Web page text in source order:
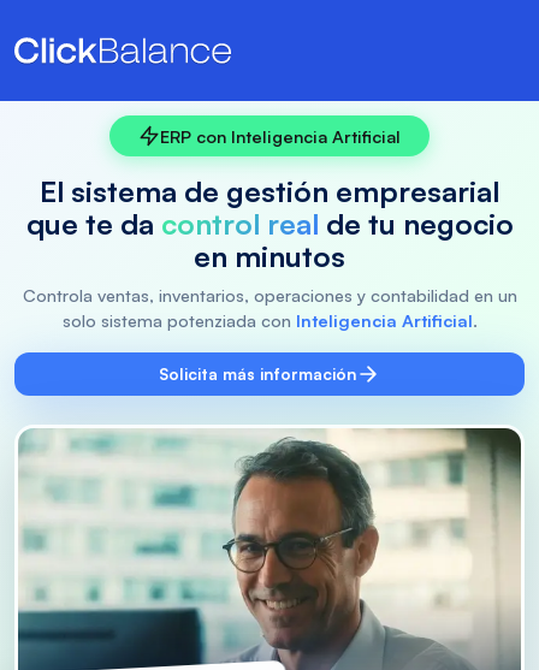
ERP con Inteligencia Artificial
El sistema de gestión empresarial
que te da control real de tu negocio
en minutos
Controla ventas, inventarios, operaciones y contabilidad en un
solo sistema potenziada con Inteligencia Artificial.
Solicita más información